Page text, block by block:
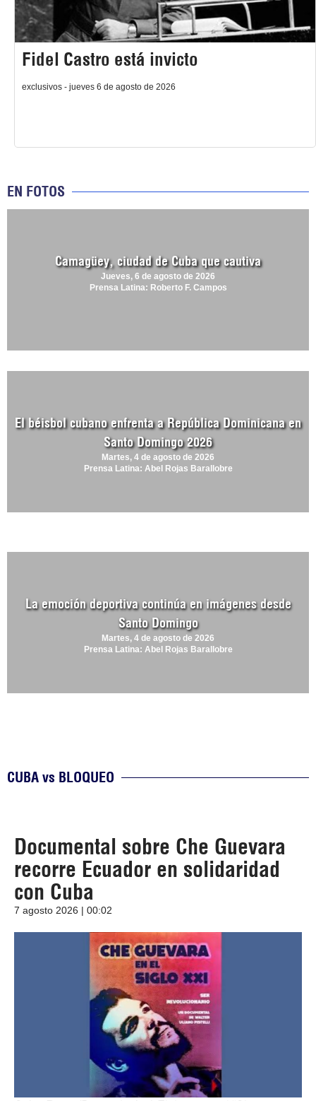
Fidel Castro está invicto
exclusivos - jueves 6 de agosto de 2026
EN FOTOS
Camagüey, ciudad de Cuba que cautiva
Jueves, 6 de agosto de 2026
Prensa Latina: Roberto F. Campos
El béisbol cubano enfrenta a República Dominicana en
Santo Domingo 2026
Martes, 4 de agosto de 2026
Prensa Latina: Abel Rojas Barallobre
La emoción deportiva continúa en imágenes desde
Santo Domingo
Martes, 4 de agosto de 2026
Prensa Latina: Abel Rojas Barallobre
CUBA vs BLOQUEO
Documental sobre Che Guevara
recorre Ecuador en solidaridad
con Cuba
7 agosto 2026 | 00:02